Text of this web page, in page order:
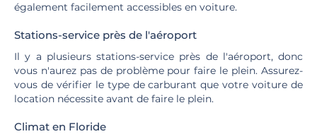
également facilement accessibles en voiture.
Stations-service près de l'aéroport
Il y a plusieurs stations-service près de l'aéroport, donc
vous n'aurez pas de problème pour faire le plein. Assurez-
vous de vérifier le type de carburant que votre voiture de
location nécessite avant de faire le plein.
Climat en Floride